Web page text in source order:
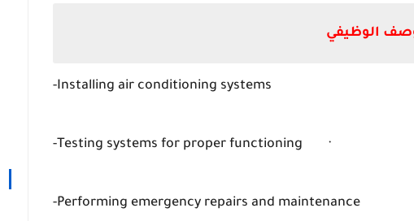
الوظيفي
Installing air conditioning systems-
· Testing systems for proper functioning-